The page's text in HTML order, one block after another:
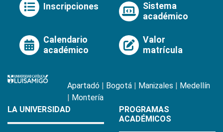
Inscripciones
Sistema
académico
Calendario
académico
Valor
matrícula
Apartadó Bogotá Manizales
Medellín
Montería
LA UNIVERSIDAD
PROGRAMAS
ACADÉMICOS